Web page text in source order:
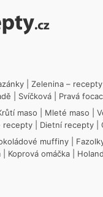
Zelenina – recepty
Svíčková Pravá
maso Mleté maso
recepty Dietní recepty
muffiny
Koprová omáčka